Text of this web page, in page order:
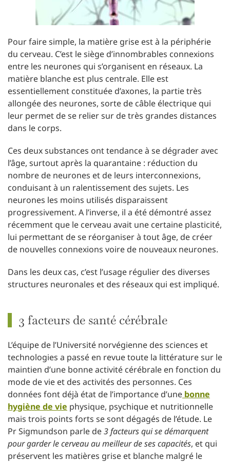
Pour faire simple, la matière grise est à la périphérie
du cerveau. C’est le siège d’innombrables connexions
entre les neurones qui s’organisent en réseaux. La
matière blanche est plus centrale. Elle est
essentiellement constituée d’axones, la partie très
allongée des neurones, sorte de câble électrique qui
leur permet de se relier sur de très grandes distances
dans le corps.
Ces deux substances ont tendance à se dégrader avec
l’âge, surtout après la quarantaine : réduction du
nombre de neurones et de leurs interconnexions,
conduisant à un ralentissement des sujets. Les
neurones les moins utilisés disparaissent
progressivement. A l’inverse, il a été démontré assez
récemment que le cerveau avait une certaine plasticité,
lui permettant de se réorganiser à tout âge, de créer
de nouvelles connexions voire de nouveaux neurones.
Dans les deux cas, c’est l’usage régulier des diverses
structures neuronales et des réseaux qui est impliqué.
3 facteurs de santé cérébrale
L’équipe de l’Université norvégienne des sciences et
technologies a passé en revue toute la littérature sur le
maintien d’une bonne activité cérébrale en fonction du
mode de vie et des activités des personnes. Ces
données font déjà état de l’importance d’unebonne
hygiène de vie physique, psychique et nutritionnelle
mais trois points forts se sont dégagés de l’étude. Le
Pr Sigmundson parle de3 facteurs qui se démarquent
pour garder le cerveau au meilleur de ses capacités, et qui
préservent les matières grise et blanche malgré le